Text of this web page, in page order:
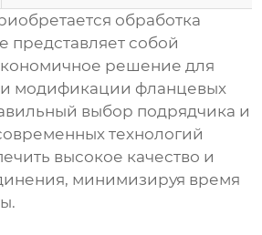
обработка
представляет собой
решение для
и модификации фланцевых
выбор подрядчика и
технологий
высокое качество и
минимизируя время